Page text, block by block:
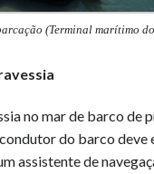
(Terminal marítimo
no mar de barco de
do barco deve
assistente de